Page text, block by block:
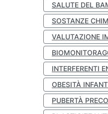
SALUTE DEL
SOSTANZE
VALUTAZIONE
INTERFERENTI
OBESITÀ
PUBERTÀ